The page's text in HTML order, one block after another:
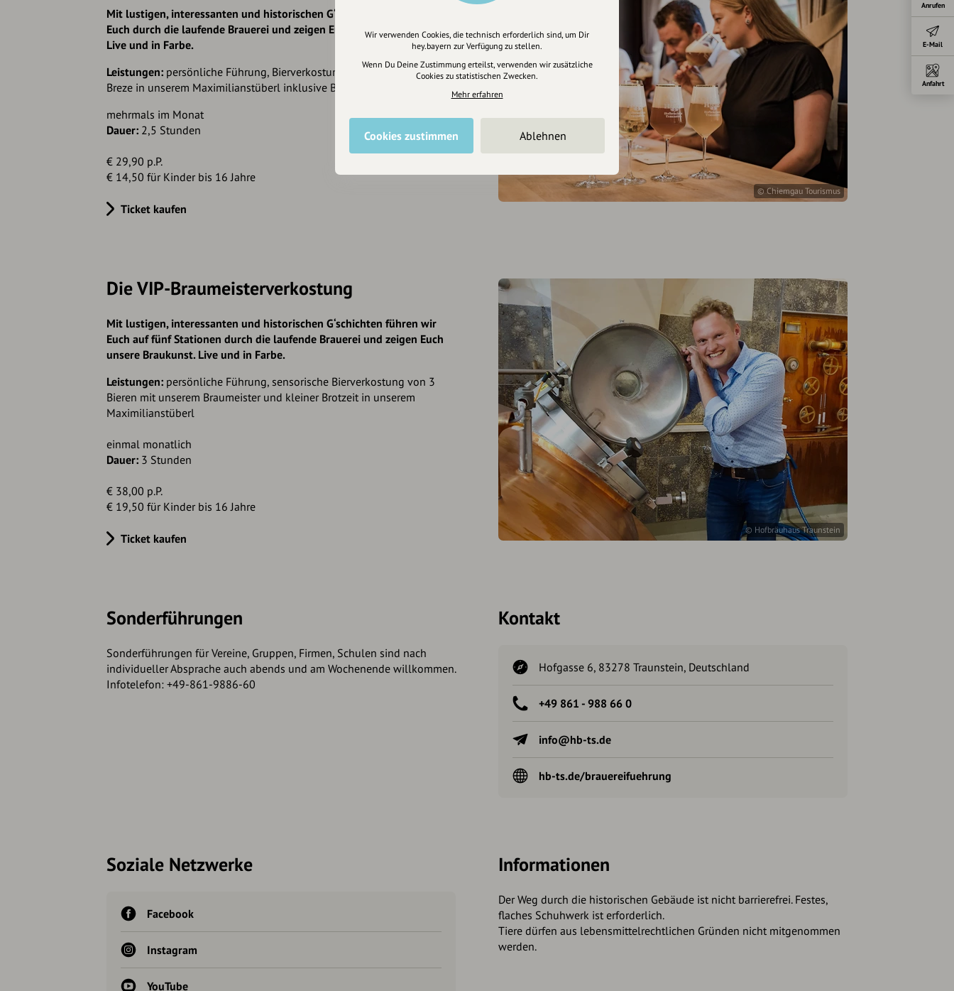
Mit lustigen, interessanten und historischen G‘schichten führen wir
Euch durch die laufende Brauerei und zeigen Euch unsere Braukunst.
Live und in Farbe.
Leistungen: persönliche Führung, Bierverkostung von 5 Bieren mit
Breze in unserem Maximilianstüberl inklusive Bierkenner-Urkunde
mehrmals im Monat
Dauer: 2,5 Stunden
€ 29,90 p.P.
€ 14,50 für Kinder bis 16 Jahre
Ticket kaufen
© Chiemgau Tourismus
Die VIP-Braumeister­verkostung
Mit lustigen, interessanten und historischen G‘schichten führen wir
Euch auf fünf Stationen durch die laufende Brauerei und zeigen Euch
unsere Braukunst. Live und in Farbe.
Leistungen: persönliche Führung, sensorische Bierverkostung von 3
Bieren mit unserem Braumeister und kleiner Brotzeit in unserem
Maximilianstüberl
einmal monatlich
Dauer: 3 Stunden
€ 38,00 p.P.
€ 19,50 für Kinder bis 16 Jahre
Ticket kaufen
© Hofbräuhaus Traunstein
Sonderführungen
Sonderführungen für Vereine, Gruppen, Firmen, Schulen sind nach
individueller Absprache auch abends und am Wochenende willkommen.
Infotelefon: +49-861-9886-60
Kontakt
Hofgasse 6, 83278 Traunstein, Deutschland
+49 861 - 988 66 0
info@hb-ts.de
hb-ts.de/brauereifuehrung
Soziale Netzwerke
Facebook
Instagram
YouTube
Informationen
Der Weg durch die historischen Gebäude ist nicht barrierefrei. Festes,
flaches Schuhwerk ist erforderlich.
Tiere dürfen aus lebensmittelrechtlichen Gründen nicht mitgenommen
werden.
Anrufen
E-Mail
Anfahrt
Wir verwenden Cookies, die technisch erforderlich sind, um Dir
hey.bayern zur Verfügung zu stellen.
Wenn Du Deine Zustimmung erteilst, verwenden wir zusätzliche
Cookies zu statistischen Zwecken.
Mehr erfahren
Cookies zustimmen Ablehnen